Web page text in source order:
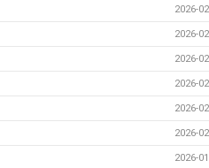
2026-
2026-
2026-
2026-
2026-
2026-
2026-